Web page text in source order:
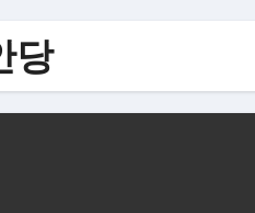
재단법인 효심추모공원(현 삼랑진추모공원)
당